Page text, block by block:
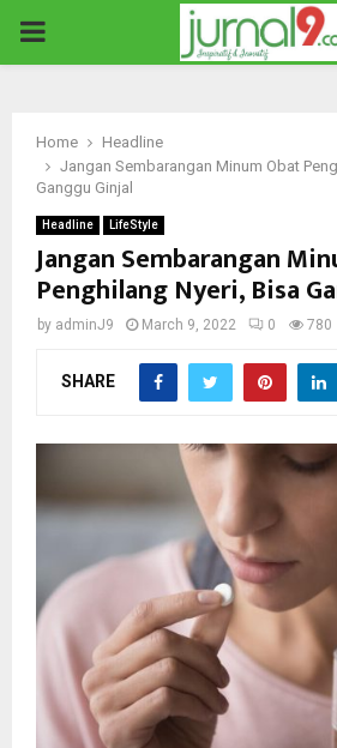
PRIMARY
Home
Headline
Jangan Sembarangan Minum Obat
Ganggu Ginjal
Headline LifeStyle
Jangan Sembarangan
Penghilang Nyeri, Bisa
by adminJ9 March 9, 2022 0 780
SHARE